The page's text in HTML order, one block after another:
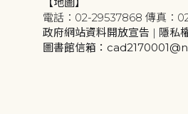
電話：02-29537868 傳真：
政府網站資料開放宣告 | 隱私
圖書館信箱：